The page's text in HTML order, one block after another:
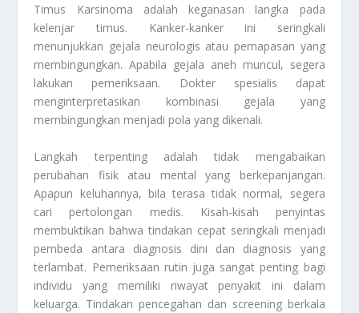
Timus Karsinoma adalah keganasan langka pada
kelenjar timus. Kanker-kanker ini seringkali
menunjukkan gejala neurologis atau pernapasan yang
membingungkan. Apabila gejala aneh muncul, segera
lakukan pemeriksaan. Dokter spesialis dapat
menginterpretasikan kombinasi gejala yang
membingungkan menjadi pola yang dikenali.
Langkah terpenting adalah tidak mengabaikan
perubahan fisik atau mental yang berkepanjangan.
Apapun keluhannya, bila terasa tidak normal, segera
cari pertolongan medis. Kisah-kisah penyintas
membuktikan bahwa tindakan cepat seringkali menjadi
pembeda antara diagnosis dini dan diagnosis yang
terlambat. Pemeriksaan rutin juga sangat penting bagi
individu yang memiliki riwayat penyakit ini dalam
keluarga. Tindakan pencegahan dan screeningberkala